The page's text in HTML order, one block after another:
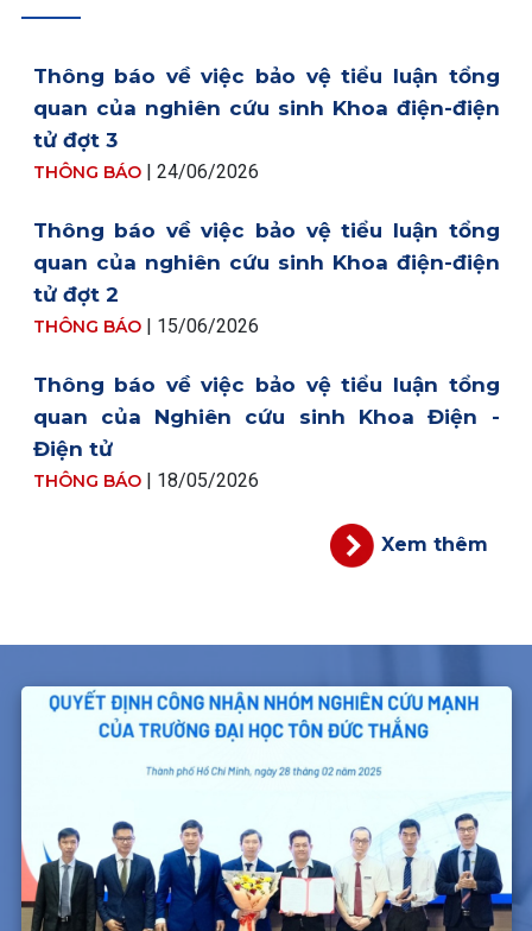
Thông báo về việc bảo vệ tiểu luận tổng
quan của nghiên cứu sinh Khoa điện-điện
tử đợt 3
THÔNG BÁO | 24/06/2026
Thông báo về việc bảo vệ tiểu luận tổng
quan của nghiên cứu sinh Khoa điện-điện
tử đợt 2
THÔNG BÁO | 15/06/2026
Thông báo về việc bảo vệ tiểu luận tổng
quan của Nghiên cứu sinh Khoa Điện -
Điện tử
THÔNG BÁO | 18/05/2026
Xem thêm